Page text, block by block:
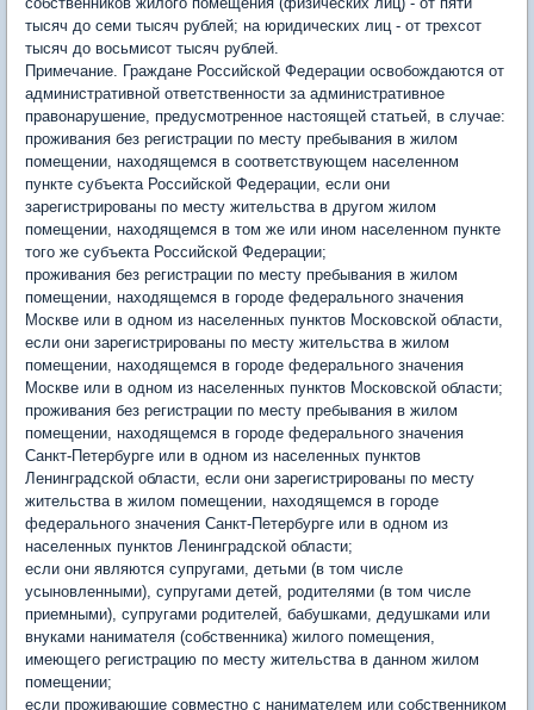
тысяч до семи тысяч рублей; на юридических лиц - от трехсот
тысяч до восьмисот тысяч рублей.
Примечание. Граждане Российской Федерации освобождаются от
административной ответственности за административное
правонарушение, предусмотренное настоящей статьей, в случае:
проживания без регистрации по месту пребывания в жилом
помещении, находящемся в соответствующем населенном
пункте субъекта Российской Федерации, если они
зарегистрированы по месту жительства в другом жилом
помещении, находящемся в том же или ином населенном пункте
того же субъекта Российской Федерации;
проживания без регистрации по месту пребывания в жилом
помещении, находящемся в городе федерального значения
Москве или в одном из населенных пунктов Московской области,
если они зарегистрированы по месту жительства в жилом
помещении, находящемся в городе федерального значения
Москве или в одном из населенных пунктов Московской области;
проживания без регистрации по месту пребывания в жилом
помещении, находящемся в городе федерального значения
Санкт-Петербурге или в одном из населенных пунктов
Ленинградской области, если они зарегистрированы по месту
жительства в жилом помещении, находящемся в городе
федерального значения Санкт-Петербурге или в одном из
населенных пунктов Ленинградской области;
если они являются супругами, детьми (в том числе
усыновленными), супругами детей, родителями (в том числе
приемными), супругами родителей, бабушками, дедушками или
внуками нанимателя (собственника) жилого помещения,
имеющего регистрацию по месту жительства в данном жилом
помещении;
если проживающие совместно с нанимателем или собственником